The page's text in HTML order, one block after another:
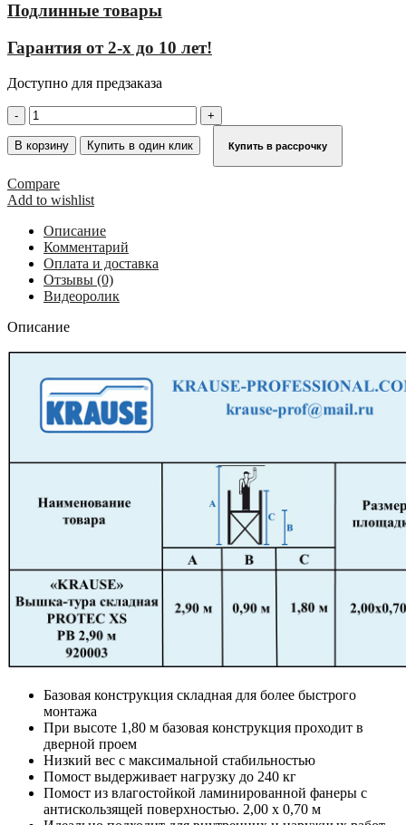
Подлинные товары
Гарантия от 2-х до 10 лет!
Доступно для предзаказа
Количество
товара
Алюминиевая
вышка-
тура
KRAUSE
PROTEC
XS
2,90
м
920003
В корзину Купить в один клик Купить в рассрочку
Compare
Add to wishlist
Описание
Комментарий
Оплата и доставка
Отзывы (0)
Видеоролик
Описание
Базовая конструкция складная для более быстрого
монтажа
При высоте 1,80 м базовая конструкция проходит в
дверной проем
Низкий вес с максимальной стабильностью
Помост выдерживает нагрузку до 240 кг
Помост из влагостойкой ламинированной фанеры с
антискользящей поверхностью. 2,00 х 0,70 м